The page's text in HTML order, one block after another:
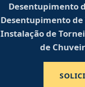
Desentupimento
Desentupimento de
Instalação de
de